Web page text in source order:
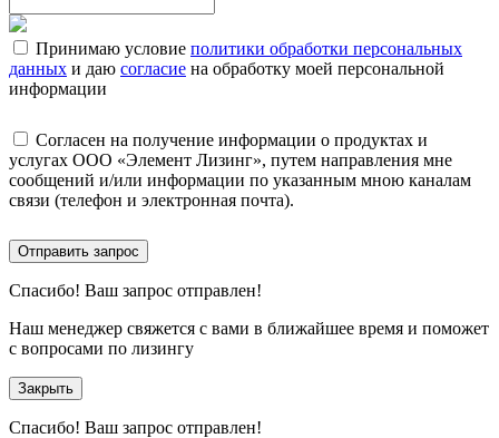
Принимаю условие политики обработки персональных
данных и даю согласие на обработку моей персональной
информации
Согласен на получение информации о продуктах и
услугах ООО «Элемент Лизинг», путем направления мне
сообщений и/или информации по указанным мною каналам
связи (телефон и электронная почта).
Отправить запрос
Спасибо! Ваш запрос отправлен!
Наш менеджер свяжется с вами в ближайшее время и поможет
с вопросами по лизингу
Закрыть
Спасибо! Ваш запрос отправлен!